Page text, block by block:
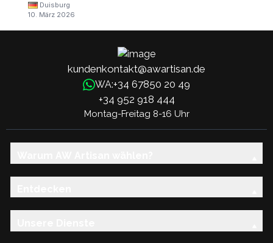
Duisburg
10. März 2026
kundenkontakt@awartisan.de
WA:+34 67850 20 49
+34 952 918 444
Montag-Freitag 8-16 Uhr